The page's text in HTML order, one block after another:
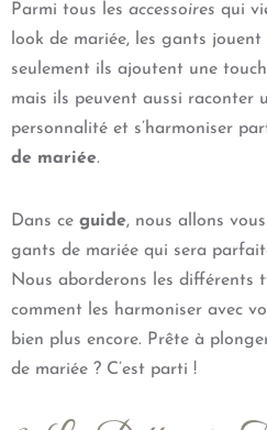
Parmi tous les accessoires qui
look de mariée, les gants
seulement ils ajoutent une
mais ils peuvent aussi raconter
personnalité et s’harmoniser
de mariée.
Dans ce guide, nous allons
gants de mariée qui sera
Nous aborderons les différents
comment les harmoniser avec
bien plus encore. Prête à
de mariée ? C’est parti !